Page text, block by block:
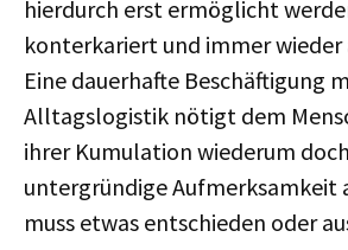
hierdurch erst ermöglicht
konterkariert und immer wieder
Eine dauerhafte Beschäftigung
Alltagslogistik nötigt dem
ihrer Kumulation wiederum
untergründige Aufmerksamkeit
muss etwas entschieden oder